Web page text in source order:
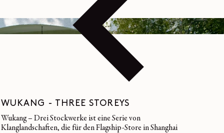
WUKANG - THREE STOREYS
Wukang – Drei Stockwerke ist eine Serie von
Klanglandschaften, die für den Flagship-Store in Shanghai